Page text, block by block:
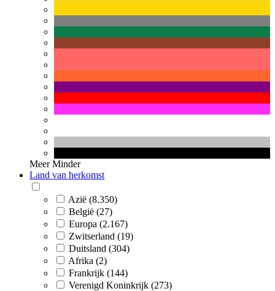
Meer Minder
Land van herkomst
Azië (8.350)
België (27)
Europa (2.167)
Zwitserland (19)
Duitsland (304)
Afrika (2)
Frankrijk (144)
Verenigd Koninkrijk (273)